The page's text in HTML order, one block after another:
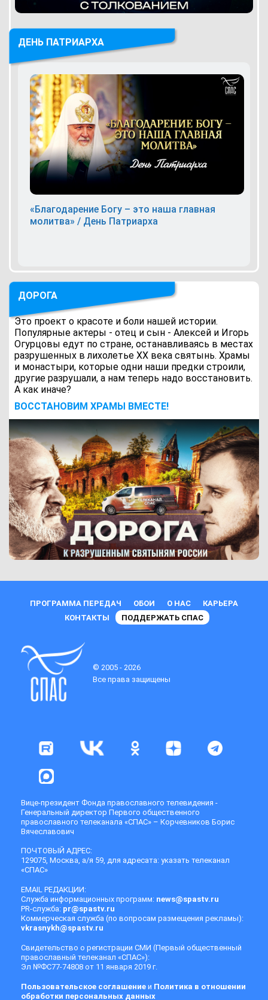
ДЕНЬ ПАТРИАРХА
«Благодарение Богу – это наша главная
молитва» / День Патриарха
ДОРОГА
Это проект о красоте и боли нашей истории.
Популярные актеры - отец и сын - Алексей и Игорь
Огурцовы едут по стране, останавливаясь в местах
разрушенных в лихолетье ХХ века святынь. Храмы
и монастыри, которые одни наши предки строили,
другие разрушали, а нам теперь надо восстановить.
А как иначе?
ВОCСТАНОВИМ ХРАМЫ ВМЕСТЕ!
ПРОГРАММА ПЕРЕДАЧ ОБОИ О НАС
КАРЬЕРА
КОНТАКТЫ
ПОДДЕРЖАТЬ СПАС
© 2005 - 2026
Все права защищены
Вице-президент Фонда православного телевидения -
Генеральный директор Первого общественного
православного телеканала «СПАС» – Корчевников Борис
Вячеславович
ПОЧТОВЫЙ АДРЕС:
129075, Москва, а/я 59, для адресата: указать телеканал
«СПАС»
EMAIL РЕДАКЦИИ:
Служба информационных программ: news@spastv.ru
PR-служба: pr@spastv.ru
Коммерческая служба (по вопросам размещения рекламы):
vkrasnykh@spastv.ru
Свидетельство о регистрации СМИ (Первый общественный
православный телеканал «СПАС»):
Эл №ФС77-74808 от 11 января 2019 г.
Пользовательское соглашение и Политика в отношении
обработки персональных данных